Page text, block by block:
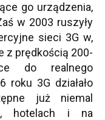
go urządzenia,
w 2003 ruszyły
sieci 3G w,
z prędkością 200-
do realnego
roku 3G działało
już niemal
hotelach i na